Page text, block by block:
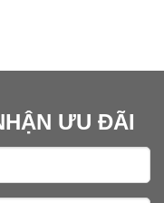
ƯU ĐÃI